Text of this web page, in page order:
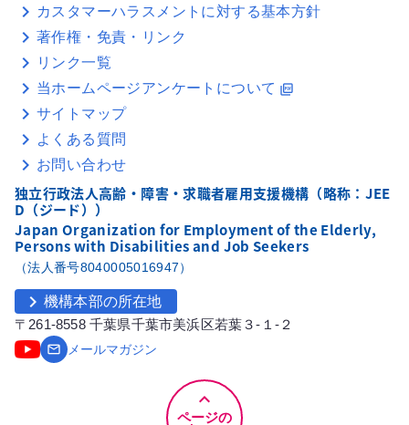
カスタマーハラスメントに対する基本方針
著作権・免責・リンク
リンク一覧
当ホームページアンケートについて picture_as_pdf
サイトマップ
よくある質問
お問い合わせ
独立行政法人高齢・障害・求職者雇用支援機構（略称：JEE
D（ジード））
Japan Organization for Employment of the Elderly,
Persons with Disabilities and Job Seekers
（法人番号8040005016947）
chevron_right 機構本部の所在地
〒261-8558 千葉県千葉市美浜区若葉３-１-２
email メールマガジン
keyboard_arrow_up
ページの